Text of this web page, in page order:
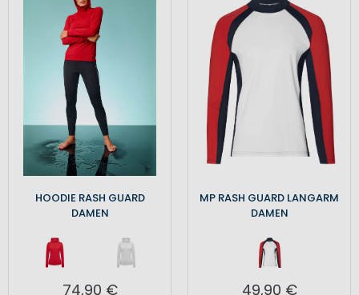
HOODIE RASH GUARD
DAMEN
74,90 €
MP RASH GUARD LANGARM
DAMEN
49,90 €